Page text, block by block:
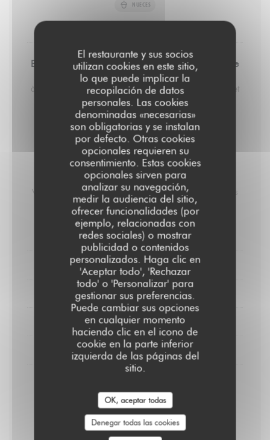
El restaurante y sus socios
utilizan cookies en este sitio,
lo que puede implicar la
recopilación de datos
personales. Las cookies
denominadas «necesarias»
son obligatorias y se instalan
por defecto. Otras cookies
opcionales requieren su
consentimiento. Estas cookies
opcionales sirven para
analizar su navegación,
medir la audiencia del sitio,
ofrecer funcionalidades (por
ejemplo, relacionadas con
redes sociales) o mostrar
publicidad o contenidos
personalizados. Haga clic en
'Aceptar todo', 'Rechazar
todo' o 'Personalizar' para
gestionar sus preferencias.
Puede cambiar sus opciones
en cualquier momento
haciendo clic en el icono de
cookie en la parte inferior
izquierda de las páginas del
sitio.
OK, aceptar todas
Denegar todas las cookies
NUECES
Beurre de Cacahuète, Chocolat Noir et Fleur de
Sel
à l'unité cookies au beurre de cacahuète, chocolat noir et
fleur de sel. 3,5€
MISERIA
3,50 EUR
Carte des Vins
Vins Biologiques / Vendanges Manuelles / Sans Produits
Chimiques / Sans Filtrage.
VINS ROUGES
VIN ROSÉ
VIN BLANCS
PROSECCO
CHAMPAGNE
Pinot noir / Biodynamie / Nature
29,00 EUR
Bouteille.
58,00 EUR
Bouteille.